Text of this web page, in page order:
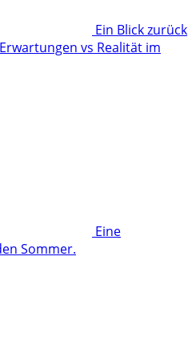
Ein Blick zurück
vs Realität im
Eine
Sommer.